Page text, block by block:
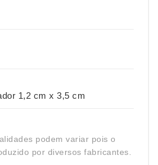
1,2 cm x 3,5 cm
podem variar pois o
por diversos fabricantes.